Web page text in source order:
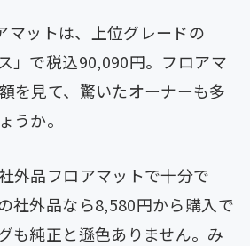
マットは、上位グレードの
」で税込90,090円。フロアマ
を見て、驚いたオーナーも多
うか。
外品フロアマットで十分で
社外品なら8,580円から購入で
も純正と遜色ありません。み